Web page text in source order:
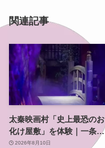
関連記事
太秦映画村「史上最恐のお
化け屋敷」を体験｜一条戻
橋が舞台、怖さは3段階に
2026年8月10日